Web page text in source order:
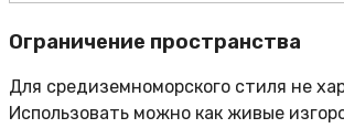
Ограничение пространства
Для средиземноморского стиля не
Использовать можно как живые